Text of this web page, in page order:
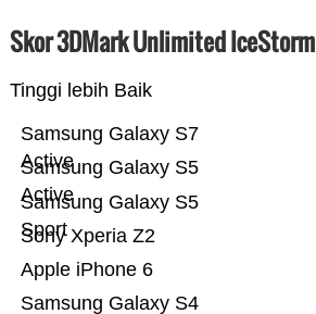
Skor 3DMark Unlimited IceStorm
Tinggi lebih Baik
Samsung Galaxy S4
Apple iPhone 6
Sony Xperia Z2
Samsung Galaxy S5
Sport
Samsung Galaxy S5
Active
Samsung Galaxy S7
Active